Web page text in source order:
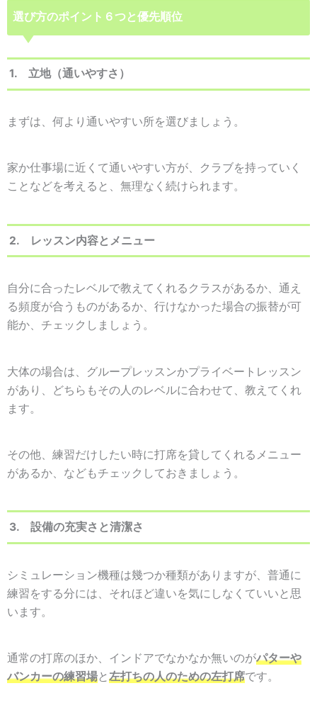
選び方のポイント６つと優先順位
1. 立地（通いやすさ）
まずは、何より通いやすい所を選びましょう。
家か仕事場に近くて通いやすい方が、クラブを持っていく
ことなどを考えると、無理なく続けられます。
2. レッスン内容とメニュー
自分に合ったレベルで教えてくれるクラスがあるか、通え
る頻度が合うものがあるか、行けなかった場合の振替が可
能か、チェックしましょう。
大体の場合は、グループレッスンかプライベートレッスン
があり、どちらもその人のレベルに合わせて、教えてくれ
ます。
その他、練習だけしたい時に打席を貸してくれるメニュー
があるか、などもチェックしておきましょう。
3. 設備の充実さと清潔さ
シミュレーション機種は幾つか種類がありますが、普通に
練習をする分には、それほど違いを気にしなくていいと思
います。
通常の打席のほか、インドアでなかなか無いのがパターや
バンカーの練習場と 左打ちの人のための左打席です。